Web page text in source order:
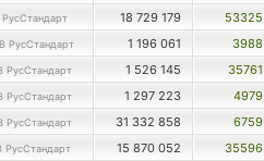
РусСтандарт 18 729 179
53325
РусСтандарт 1 196 061
3988
РусСтандарт 1 526 145
35761
РусСтандарт 1 297 223
4979
РусСтандарт 31 332 858
6759
РусСтандарт 15 870 052
35596